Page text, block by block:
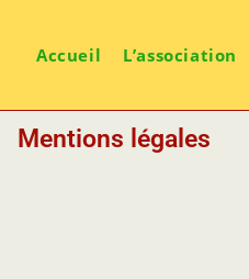
Accueil L’association
Mentions légales